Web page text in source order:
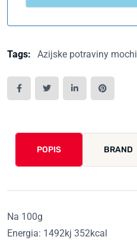
Tags: Azijske potraviny mochi
POPIS BRAND
Na 100g
Energia: 1492kj 352kcal